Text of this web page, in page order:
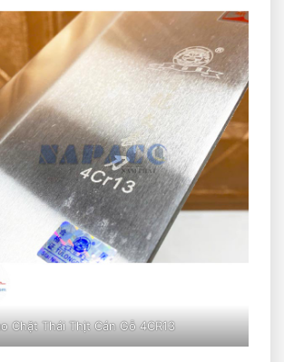
Chặt Thái Thịt Cán Gỗ 4CR13